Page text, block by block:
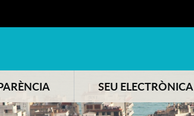
SEU ELECTRÒNICA